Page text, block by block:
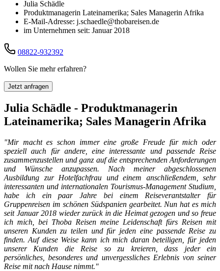
Julia Schädle
Produktmanagerin Lateinamerika; Sales Managerin Afrika
E-Mail-Adresse: j.schaedle@thobareisen.de
im Unternehmen seit: Januar 2018
08822-932392
Wollen Sie mehr erfahren?
Jetzt anfragen
Julia Schädle - Produktmanagerin
Lateinamerika; Sales Managerin Afrika
"Mir macht es schon immer eine große Freude für mich oder
speziell auch für andere, eine interessante und passende Reise
zusammenzustellen und ganz auf die entsprechenden Anforderungen
und Wünsche anzupassen. Nach meiner abgeschlossenen
Ausbildung zur Hotelfachfrau und einem anschließendem, sehr
interessanten und internationalen Tourismus-Management Studium,
habe ich ein paar Jahre bei einem Reiseverantstalter für
Gruppenreisen im schönen Südspanien gearbeitet. Nun hat es mich
seit Januar 2018 wieder zurück in die Heimat gezogen und so freue
ich mich, bei Thoba Reisen meine Leidenschaft fürs Reisen mit
unseren Kunden zu teilen und für jeden eine passende Reise zu
finden. Auf diese Weise kann ich mich daran beteiligen, für jeden
unserer Kunden die Reise so zu kreieren, dass jeder ein
persönliches, besonderes und unvergessliches Erlebnis von seiner
Reise mit nach Hause nimmt."